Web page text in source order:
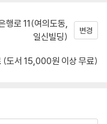
행로 11(여의도동,
일신빌딩)
변경
(도서 15,000원 이상 무료)